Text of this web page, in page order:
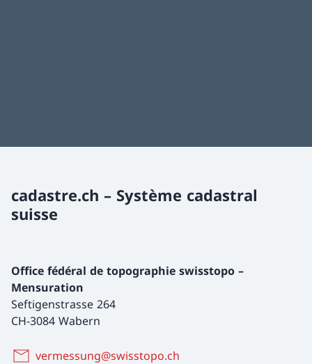
cadastre.ch – Système cadastral
suisse
Office fédéral de topographie swisstopo –
Mensuration
Seftigenstrasse 264
CH-3084 Wabern
vermessung@swisstopo.ch